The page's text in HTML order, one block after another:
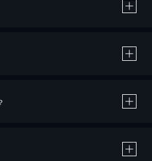
カード決済による作品の購入 / レンタルです。